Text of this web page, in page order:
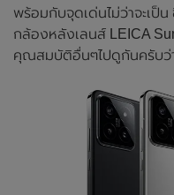
พร้อมกับจุดเด่นไม่ว่าจะเป็
กล้องหลังเลนส์ LEICA
คุณสมบัติอื่นๆไปดูกันครับว่